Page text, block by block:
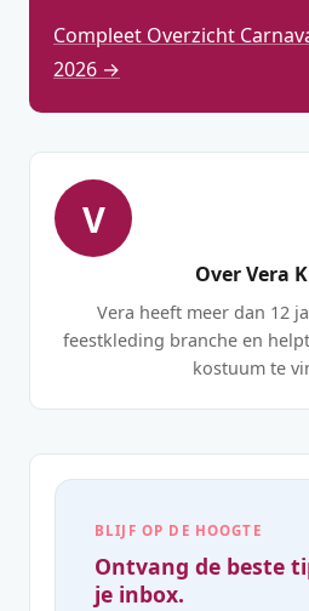
Compleet Overzicht
2026 →
V
Over Vera
Vera heeft meer dan 12
feestkleding branche en
kostuum te
BLIJF OP DE HOOGTE
Ontvang de beste
je inbox.